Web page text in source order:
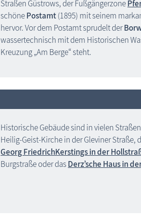
Straßen Güstrows, der Fußgängerzone
schönePostamt(1895) mit seinem
hervor. Vor dem Postamt sprudelt der
wassertechnisch mit dem Historischen
Kreuzung „Am Berge“ steht.
Historische Gebäude sind in vielen
Heilig-Geist-Kirche in der Gleviner Straße,
Georg FriedrichKerstings in der
Burgstraße oder dasDerz’sche Haus in